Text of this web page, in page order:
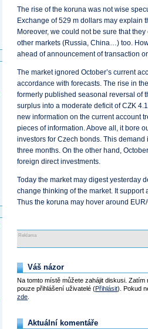
The rise of the koruna was not wise
Exchange of 529 m dollars may explain
Moreover, we could not be sure that
other markets (Russia, China…) too.
ahead of announcement of transaction
The market ignored October’s current
accordance with forecasts. The rise in
formerly published seasonal reversal of
surplus into a moderate deficit of CZK
new information on the current account
pieces of information. Above all, it bore
investors for Czech bonds. This
three months. On the other hand,
foreign direct investments.
Today the market may digest yesterday
change thinking of the market. It support
Thus the koruna may hover around
Reklama
Váš názor
Na tomto místě můžete zahájit diskusi.
pouze přihlášení uživatelé (Přihlásit). Pokud
zde
Aktuální komentáře